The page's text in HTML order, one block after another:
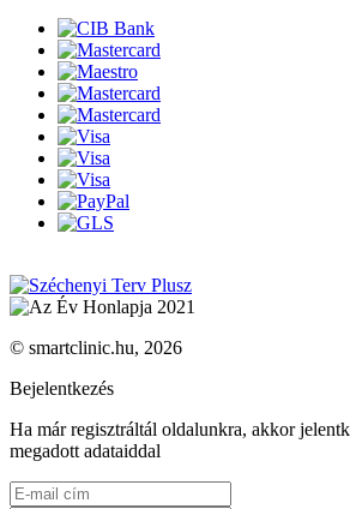
© smartclinic.hu, 2026
Bejelentkezés
Ha már regisztráltál oldalunkra, akkor
megadott adataiddal